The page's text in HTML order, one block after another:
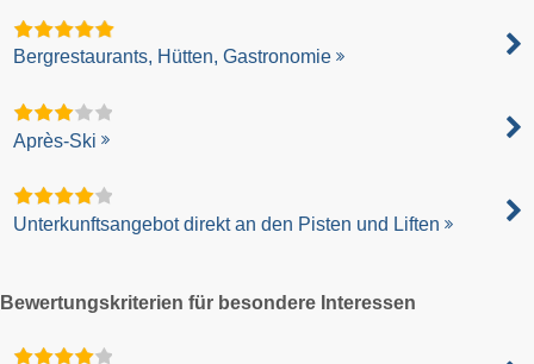
Bergrestaurants, Hütten, Gastronomie
Après-Ski
Unterkunftsangebot direkt an den Pisten und Liften
Bewertungskriterien für besondere Interessen